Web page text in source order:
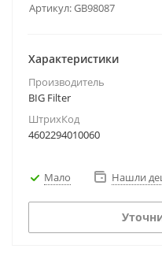
Артикул:GB98087
Характеристики
Производитель
BIG Filter
ШтрихКод
4602294010060
Мало Нашли